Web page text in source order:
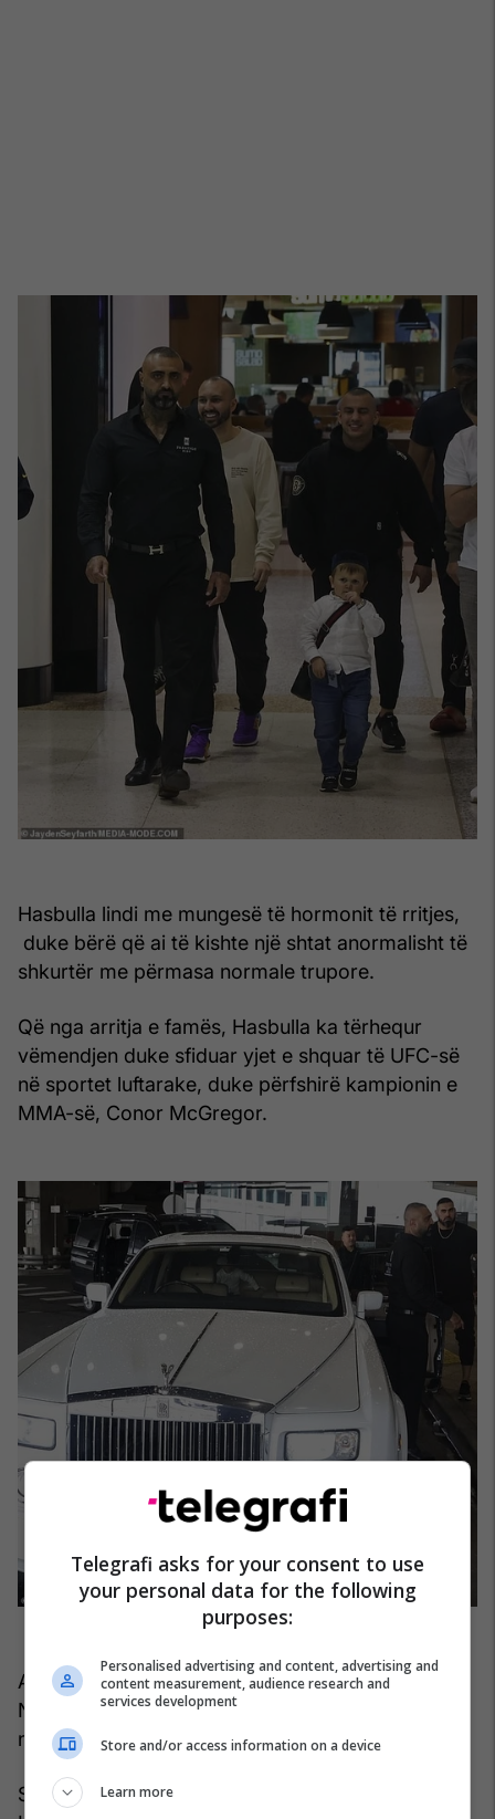
Hasbulla lindi me mungesë të hormonit të rritjes,
duke bërë që ai të kishte një shtat anormalisht të
shkurtër me përmasa normale trupore.
Që nga arritja e famës, Hasbulla ka tërhequr
vëmendjen duke sfiduar yjet e shquar të UFC-së
në sportet luftarake, duke përfshirë kampionin e
MMA-së, Conor McGregor.
Ai gjithashtu është miqësuar me Khabib
Nurmagomedov, gjë që bëri që fansat t'i vinin
nofkën 'Mini Khabib'.
Sa i përket planeve të tij për të vizituar Australinë,
Telegrafi asks for your consent to use
your personal data for the following
purposes:
Personalised advertising and content, advertising and
content measurement, audience research and
services development
Store and/or access information on a device
Learn more